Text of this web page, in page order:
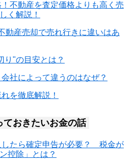
不動産を査定価格よりも高く売
く解説！
産売却で売れ行きに違いはあ
り"の目安とは？
社によって違うのはなぜ？
を徹底解説！
おきたいお金の話
したら確定申告が必要？ 税金が
控除」とは？